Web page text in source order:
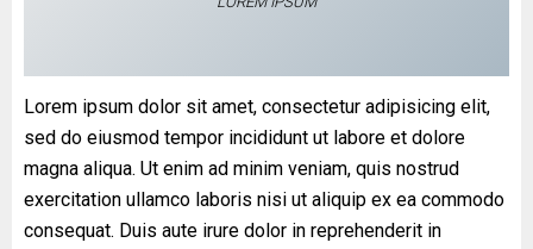
Lorem ipsum dolor sit amet, consectetur adipisicing elit,
sed do eiusmod tempor incididunt ut labore et dolore
magna aliqua. Ut enim ad minim veniam, quis nostrud
exercitation ullamco laboris nisi ut aliquip ex ea commodo
consequat. Duis aute irure dolor in reprehenderit in